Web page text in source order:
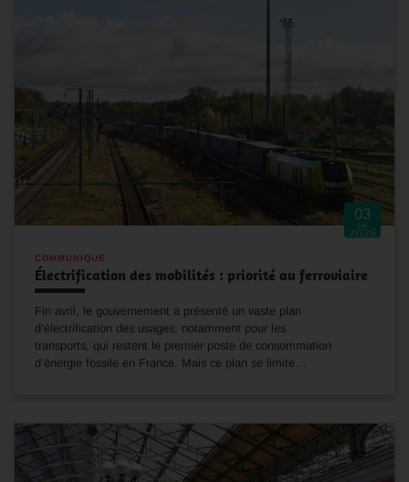
03
Juil
2026
COMMUNIQUÉ
Électrification des mobilités : priorité au ferroviaire
Fin avril, le gouvernement a présenté un vaste plan
d’électrification des usages, notamment pour les
transports, qui restent le premier poste de consommation
d’énergie fossile en France. Mais ce plan se limite…